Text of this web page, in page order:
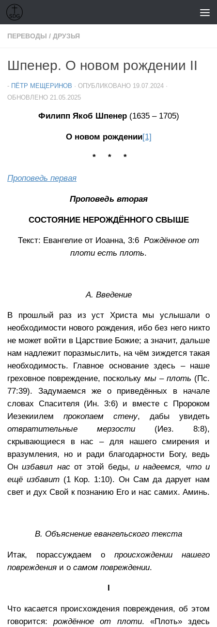
Перейти к содержимому
ПЕРЕВОДЫ / ДРУЗЬЯ
Шпенер. О новом рождении II
- ПЁТР МЕЩЕРИНОВ · ОПУБЛИКОВАНО 19.07.2024 ·
ОБНОВЛЕНО 21.05.2025
Филипп Якоб Шпенер (1635 – 1705)
О новом рождении[1]
* * *
Проповедь первая
Проповедь вторая
СОСТОЯНИЕ НЕРОЖДЁННОГО СВЫШЕ
Текст: Евангелие от Иоанна, 3:6 Рождённое от
плоти есть плоть.
А. Введение
В прошлый раз из уст Христа мы услышали о
необходимости нового рождения, ибо без него никто
не может войти в Царствие Божие; а значит, дальше
нам надлежит поразмыслить, на чём зиждется такая
необходимость. Главное основание здесь – наше
греховное повреждение, поскольку мы – плоть (Пс.
77:39). Задумаемся же о приведённых в начале
словах Спасителя (Ин. 3:6) и вместе с Пророком
Иезекиилем прокопаем стену, дабы увидеть
отвратительные мерзости (Иез. 8:8),
скрывающиеся в нас – для нашего смирения и
вразумления, но и ради благодарности Богу, ведь
Онизбавил насот этой беды, и надеемся, что и
ещё избавит(1 Кор. 1:10). Он Сам да дарует нам
свет и дух Свой к познанию Его и нас самих. Аминь.
B. Объяснение евангельского текста
Итак, порассуждаем о происхождении нашего
повреждения и о самом повреждении.
Что касается происхождения повреждения, об этом
говорится:рождённое от плоти. «Плоть» здесь